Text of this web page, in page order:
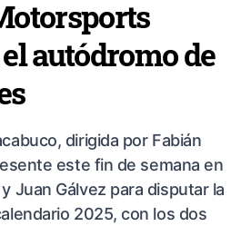
autódromo de
dirigida por Fabián
este fin de semana en
Juan Gálvez para disputar la
2025, con los dos